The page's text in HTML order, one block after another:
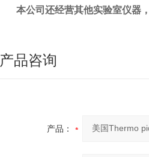
本公司还经营其他实验室仪器
产品咨询
产品：